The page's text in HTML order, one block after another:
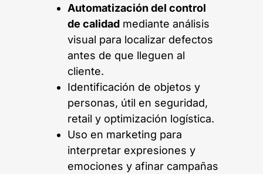
Automatización del control
de calidad mediante análisis
visual para localizar defectos
antes de que lleguen al
cliente.
Identificación de objetos y
personas, útil en seguridad,
retail y optimización logística.
Uso en marketing para
interpretar expresiones y
emociones y afinar campañas